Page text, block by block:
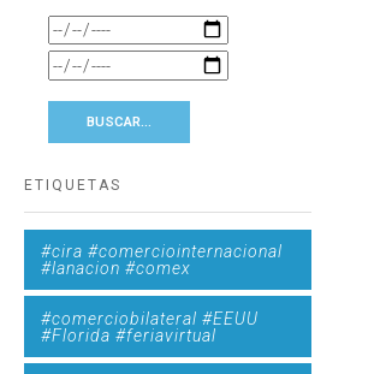
ETIQUETAS
#cira #comerciointernacional
#lanacion #comex
#comerciobilateral #EEUU
#Florida #feriavirtual